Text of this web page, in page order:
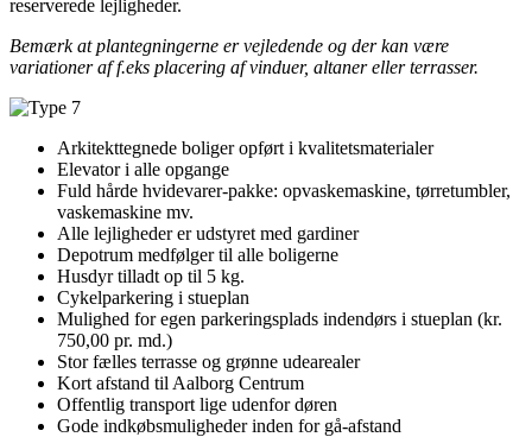
reserverede lejligheder.
Bemærk at plantegningerne er vejledende og der kan være
variationer af f.eks placering af vinduer, altaner eller terrasser.
Arkitekttegnede boliger opført i kvalitetsmaterialer
Elevator i alle opgange
Fuld hårde hvidevarer-pakke: opvaskemaskine, tørretumbler,
vaskemaskine mv.
Alle lejligheder er udstyret med gardiner
Depotrum medfølger til alle boligerne
Husdyr tilladt op til 5 kg.
Cykelparkering i stueplan
Mulighed for egen parkeringsplads indendørs i stueplan (kr.
750,00 pr. md.)
Stor fælles terrasse og grønne udearealer
Kort afstand til Aalborg Centrum
Offentlig transport lige udenfor døren
Gode indkøbsmuligheder inden for gå-afstand